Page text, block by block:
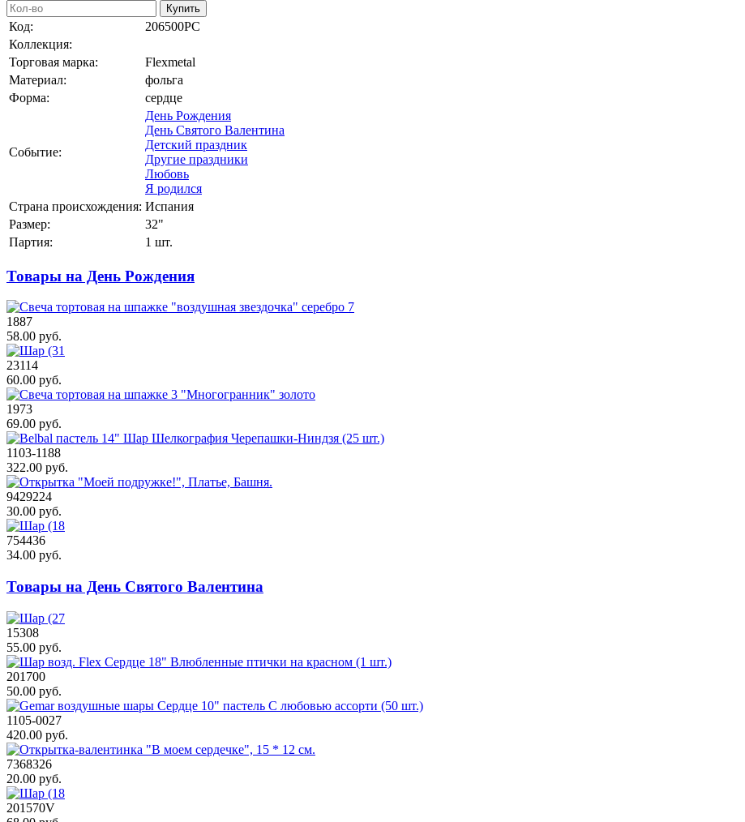
Купить
Код:
206500РС
Коллекция:
Торговая марка:
Flexmetal
Материал:
фольга
Форма:
сердце
Событие:
День Рождения
День Святого Валентина
Детский праздник
Другие праздники
Любовь
Я родился
Страна происхождения: Испания
Размер:
32"
Партия:
1 шт.
Товары на День Рождения
1887
58.00 руб.
23114
60.00 руб.
1973
69.00 руб.
1103-1188
322.00 руб.
9429224
30.00 руб.
754436
34.00 руб.
Товары на День Святого Валентина
15308
55.00 руб.
201700
50.00 руб.
1105-0027
420.00 руб.
7368326
20.00 руб.
201570V